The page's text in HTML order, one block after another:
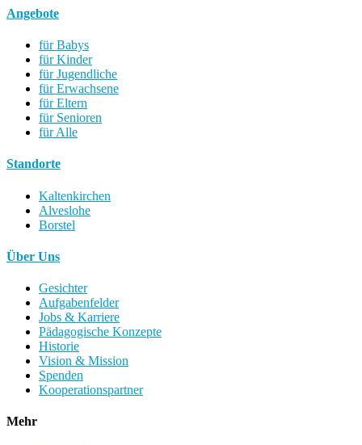
Angebote
für Babys
für Kinder
für Jugendliche
für Erwachsene
für Eltern
für Senioren
für Alle
Standorte
Kaltenkirchen
Alveslohe
Borstel
Über Uns
Gesichter
Aufgabenfelder
Jobs & Karriere
Pädagogische Konzepte
Historie
Vision & Mission
Spenden
Kooperationspartner
Mehr